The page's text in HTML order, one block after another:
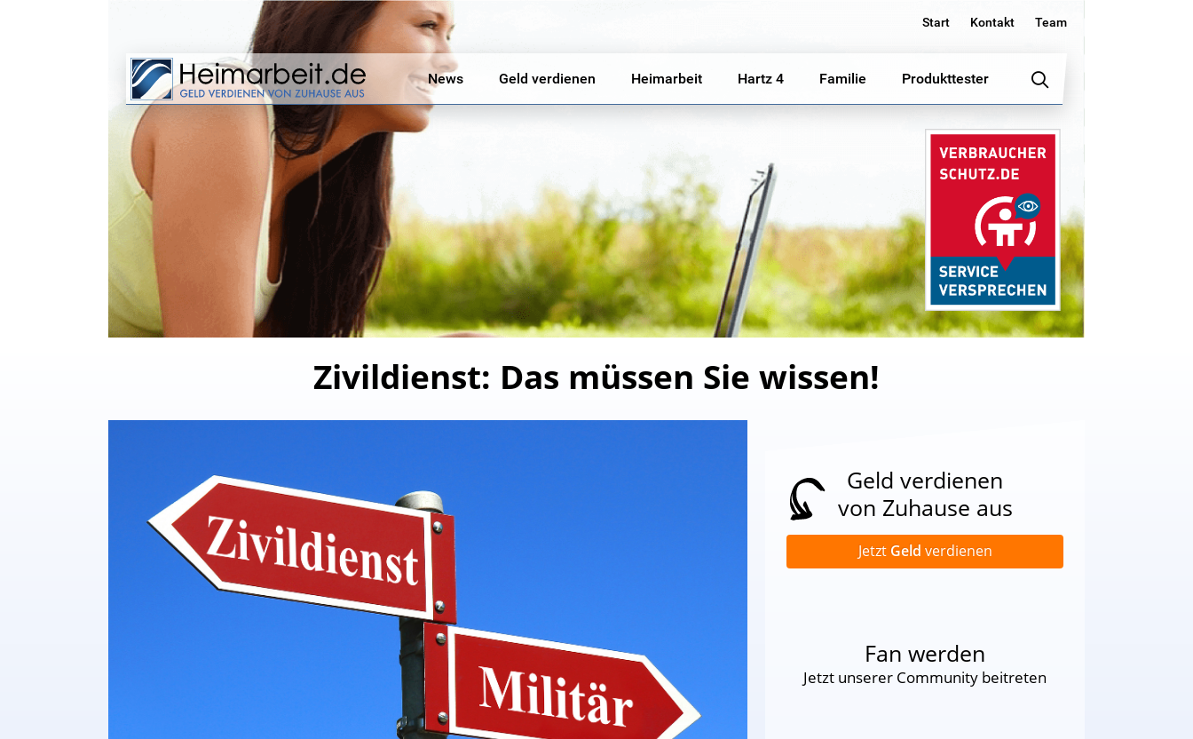
Start Kontakt Team
News Geld verdienen Heimarbeit Hartz 4 Familie Produkttester
Zivildienst: Das müssen Sie wissen!
Geld verdienen
von Zuhause aus
Jetzt Geld verdienen
Fan werden
Jetzt unserer Community beitreten